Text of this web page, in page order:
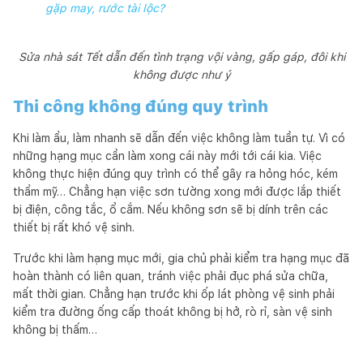
gặp may, rước tài lộc?
Sửa nhà sát Tết dẫn đến tình trạng vội vàng, gấp gáp, đôi khi
không được như ý
Thi công không đúng quy trình
Khi làm ẩu, làm nhanh sẽ dẫn đến việc không làm tuần tự. Vì có
những hạng mục cần làm xong cái này mới tới cái kia. Việc
không thực hiện đúng quy trình có thể gây ra hỏng hóc, kém
thẩm mỹ… Chẳng hạn việc sơn tường xong mới được lắp thiết
bị điện, công tắc, ổ cắm. Nếu không sơn sẽ bị dính trên các
thiết bị rất khó vệ sinh.
Trước khi làm hạng mục mới, gia chủ phải kiểm tra hạng mục đã
hoàn thành có liên quan, tránh việc phải đục phá sửa chữa,
mất thời gian. Chẳng hạn trước khi ốp lát phòng vệ sinh phải
kiểm tra đường ống cấp thoát không bị hở, rò rỉ, sàn vệ sinh
không bị thấm…